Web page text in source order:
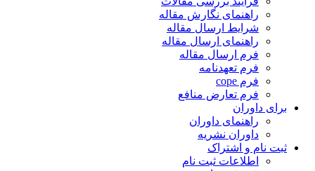
راهنمای نگارش مقاله
شرایط ارسال مقاله
راهنمای ارسال مقاله
فرم ارسال مقاله
فرم تعهدنامه
فرم cope
فرم تعارض منافع
برای داوران
راهنمای داوران
داوران نشریه
ثبت نام و اشتراک
اطلاعات ثبت نام